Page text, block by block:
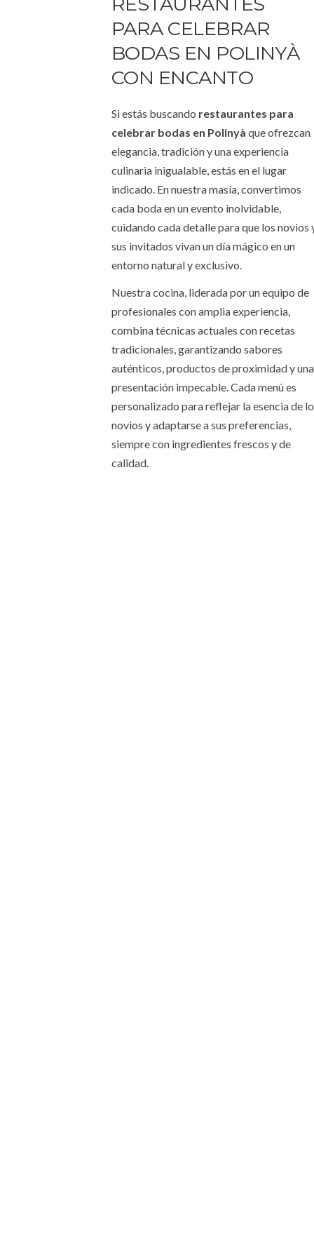
PARA CELEBRAR
BODAS EN POLINYÀ
CON ENCANTO
Si estás buscando restaurantes para
celebrar bodas en Polinyà que ofrezcan
elegancia, tradición y una experiencia
culinaria inigualable, estás en el lugar
indicado. En nuestra masía, convertimos
cada boda en un evento inolvidable,
cuidando cada detalle para que los novios
sus invitados vivan un día mágico en un
entorno natural y exclusivo.
Nuestra cocina, liderada por un equipo de
profesionales con amplia experiencia,
combina técnicas actuales con recetas
tradicionales, garantizando sabores
auténticos, productos de proximidad y una
presentación impecable. Cada menú es
personalizado para reflejar la esencia de
novios y adaptarse a sus preferencias,
siempre con ingredientes frescos y de
calidad.